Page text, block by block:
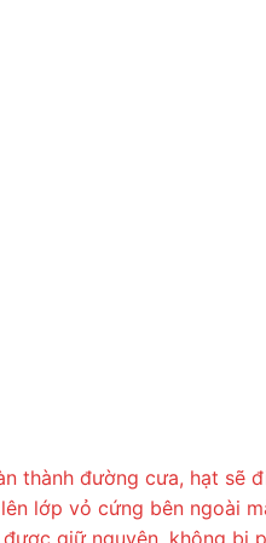
thành đường cưa, hạt sẽ
lớp vỏ cứng bên ngoài
giữ nguyên, không bị